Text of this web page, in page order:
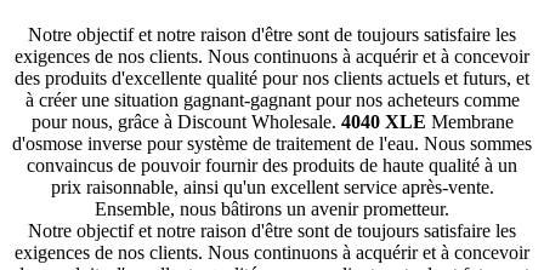
Notre objectif et notre raison d'être sont de toujours satisfaire les
exigences de nos clients. Nous continuons à acquérir et à concevoir
des produits d'excellente qualité pour nos clients actuels et futurs, et
à créer une situation gagnant-gagnant pour nos acheteurs comme
pour nous, grâce à Discount Wholesale. 4040 XLE Membrane
d'osmose inverse pour système de traitement de l'eau. Nous sommes
convaincus de pouvoir fournir des produits de haute qualité à un
prix raisonnable, ainsi qu'un excellent service après-vente.
Ensemble, nous bâtirons un avenir prometteur.
Notre objectif et notre raison d'être sont de toujours satisfaire les
exigences de nos clients. Nous continuons à acquérir et à concevoir